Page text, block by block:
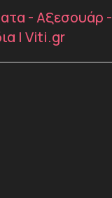
- Αξεσουάρ -
| Viti.gr